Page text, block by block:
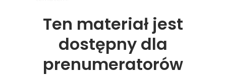
Ten materiał jest
dostępny dla
prenumeratorów